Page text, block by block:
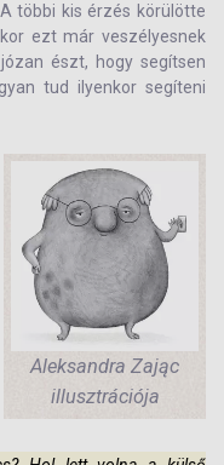
többi kis érzés körülötte
ezt már veszélyesnek
észt, hogy segítsen
tud ilyenkor segíteni
Aleksandra Zając
illusztrációja